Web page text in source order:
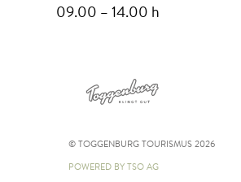
09.00 – 14.00 h
© TOGGENBURG TOURISMUS 2026
POWERED BY TSO AG